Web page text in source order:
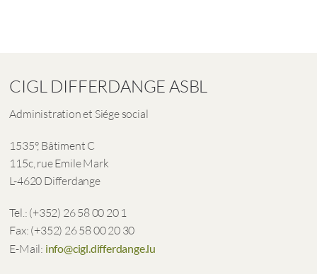
CIGL DIFFERDANGE ASBL
Administration et Siége social
1535°, Bâtiment C
115c, rue Emile Mark
L-4620 Differdange
Tel.: (+352) 26 58 00 20 1
Fax: (+352) 26 58 00 20 30
E-Mail: info@cigl.differdange.lu